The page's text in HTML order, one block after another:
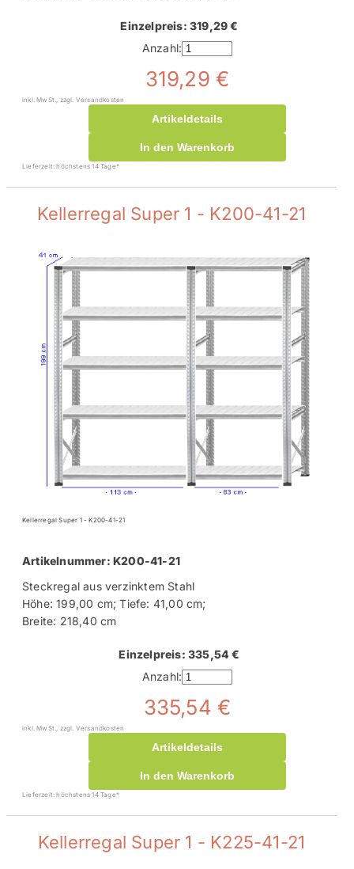
Einzelpreis: 319,29 €
Anzahl:
319,29 €
inkl. MwSt., zzgl. Versandkosten
Artikeldetails
In den Warenkorb
Lieferzeit: höchstens 14 Tage*
Kellerregal Super 1 - K200-41-21
Kellerregal Super 1 - K200-41-21
Artikelnummer: K200-41-21
Steckregal aus verzinktem Stahl
Höhe: 199,00 cm; Tiefe: 41,00 cm;
Breite: 218,40 cm
Einzelpreis: 335,54 €
Anzahl:
335,54 €
inkl. MwSt., zzgl. Versandkosten
Artikeldetails
In den Warenkorb
Lieferzeit: höchstens 14 Tage*
Kellerregal Super 1 - K225-41-21